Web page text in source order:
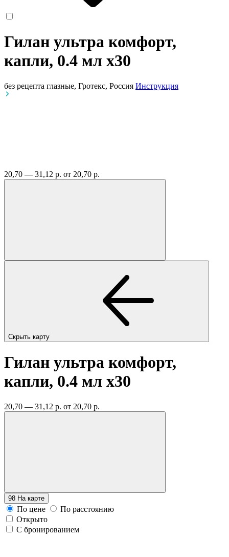
Гилан ультра комфорт,
капли, 0.4 мл x30
без рецепта глазные, Гротекс, Россия Инструкция
20,70 — 31,12 р. от 20,70 р.
Скрыть карту
Гилан ультра комфорт,
капли, 0.4 мл x30
20,70 — 31,12 р. от 20,70 р.
98 На карте
По цене
По расстоянию
Открыто
С бронированием